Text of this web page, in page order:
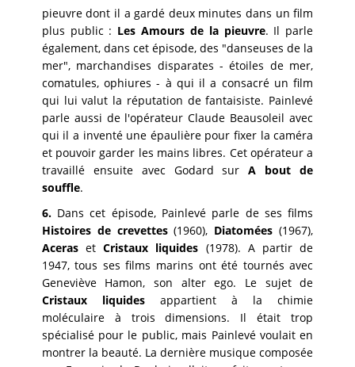
pieuvre dont il a gardé deux minutes dans un film
plus public : Les Amours de la pieuvre. Il parle
également, dans cet épisode, des "danseuses de la
mer", marchandises disparates - étoiles de mer,
comatules, ophiures - à qui il a consacré un film
qui lui valut la réputation de fantaisiste. Painlevé
parle aussi de l'opérateur Claude Beausoleil avec
qui il a inventé une épaulière pour fixer la caméra
et pouvoir garder les mains libres. Cet opérateur a
travaillé ensuite avec Godard surA bout de
souffle.
6.Dans cet épisode, Painlevé parle de ses films
Histoires de crevettes(1960), Diatomées (1967),
AcerasetCristaux liquides (1978). A partir de
1947, tous ses films marins ont été tournés avec
Geneviève Hamon, son alter ego. Le sujet de
Cristaux liquidesappartient à la chimie
moléculaire à trois dimensions. Il était trop
spécialisé pour le public, mais Painlevé voulait en
montrer la beauté. La dernière musique composée